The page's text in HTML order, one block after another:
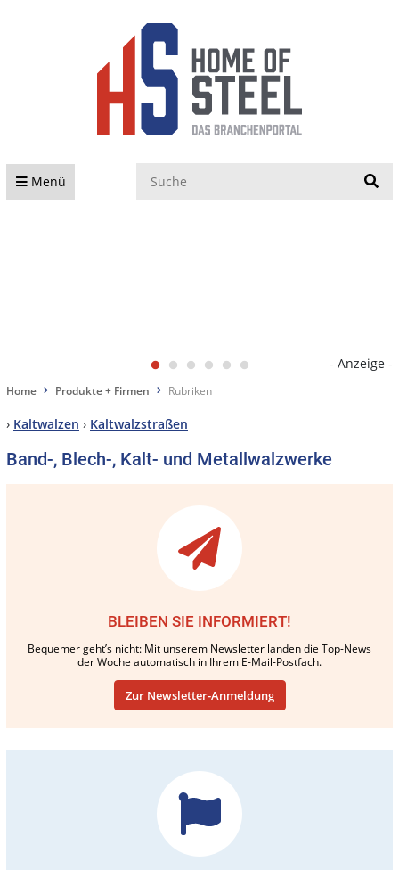
Menü
- Anzeige -
Home Produkte + Firmen Rubriken
› Kaltwalzen › Kaltwalzstraßen
Band-, Blech-, Kalt- und Metallwalzwerke
BLEIBEN SIE INFORMIERT!
Bequemer geht’s nicht: Mit unserem Newsletter landen die Top-News
der Woche automatisch in Ihrem E-Mail-Postfach.
Zur Newsletter-Anmeldung